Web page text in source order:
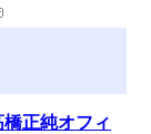
正純オフィ